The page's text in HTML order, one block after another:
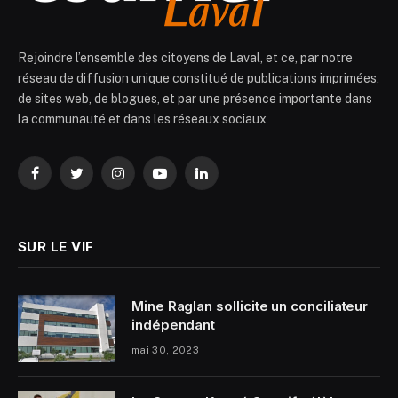
Rejoindre l’ensemble des citoyens de Laval, et ce, par notre
réseau de diffusion unique constitué de publications imprimées,
de sites web, de blogues, et par une présence importante dans
la communauté et dans les réseaux sociaux
FacebookTwitterInstagramYouTubeLinkedIn
SUR LE VIF
Mine Raglan sollicite un conciliateur
indépendant
mai 30, 2023